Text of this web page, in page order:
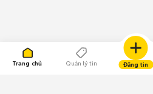
Trang chủ Quản lý tin Đăng tin